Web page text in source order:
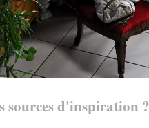
sources d'inspiration ?